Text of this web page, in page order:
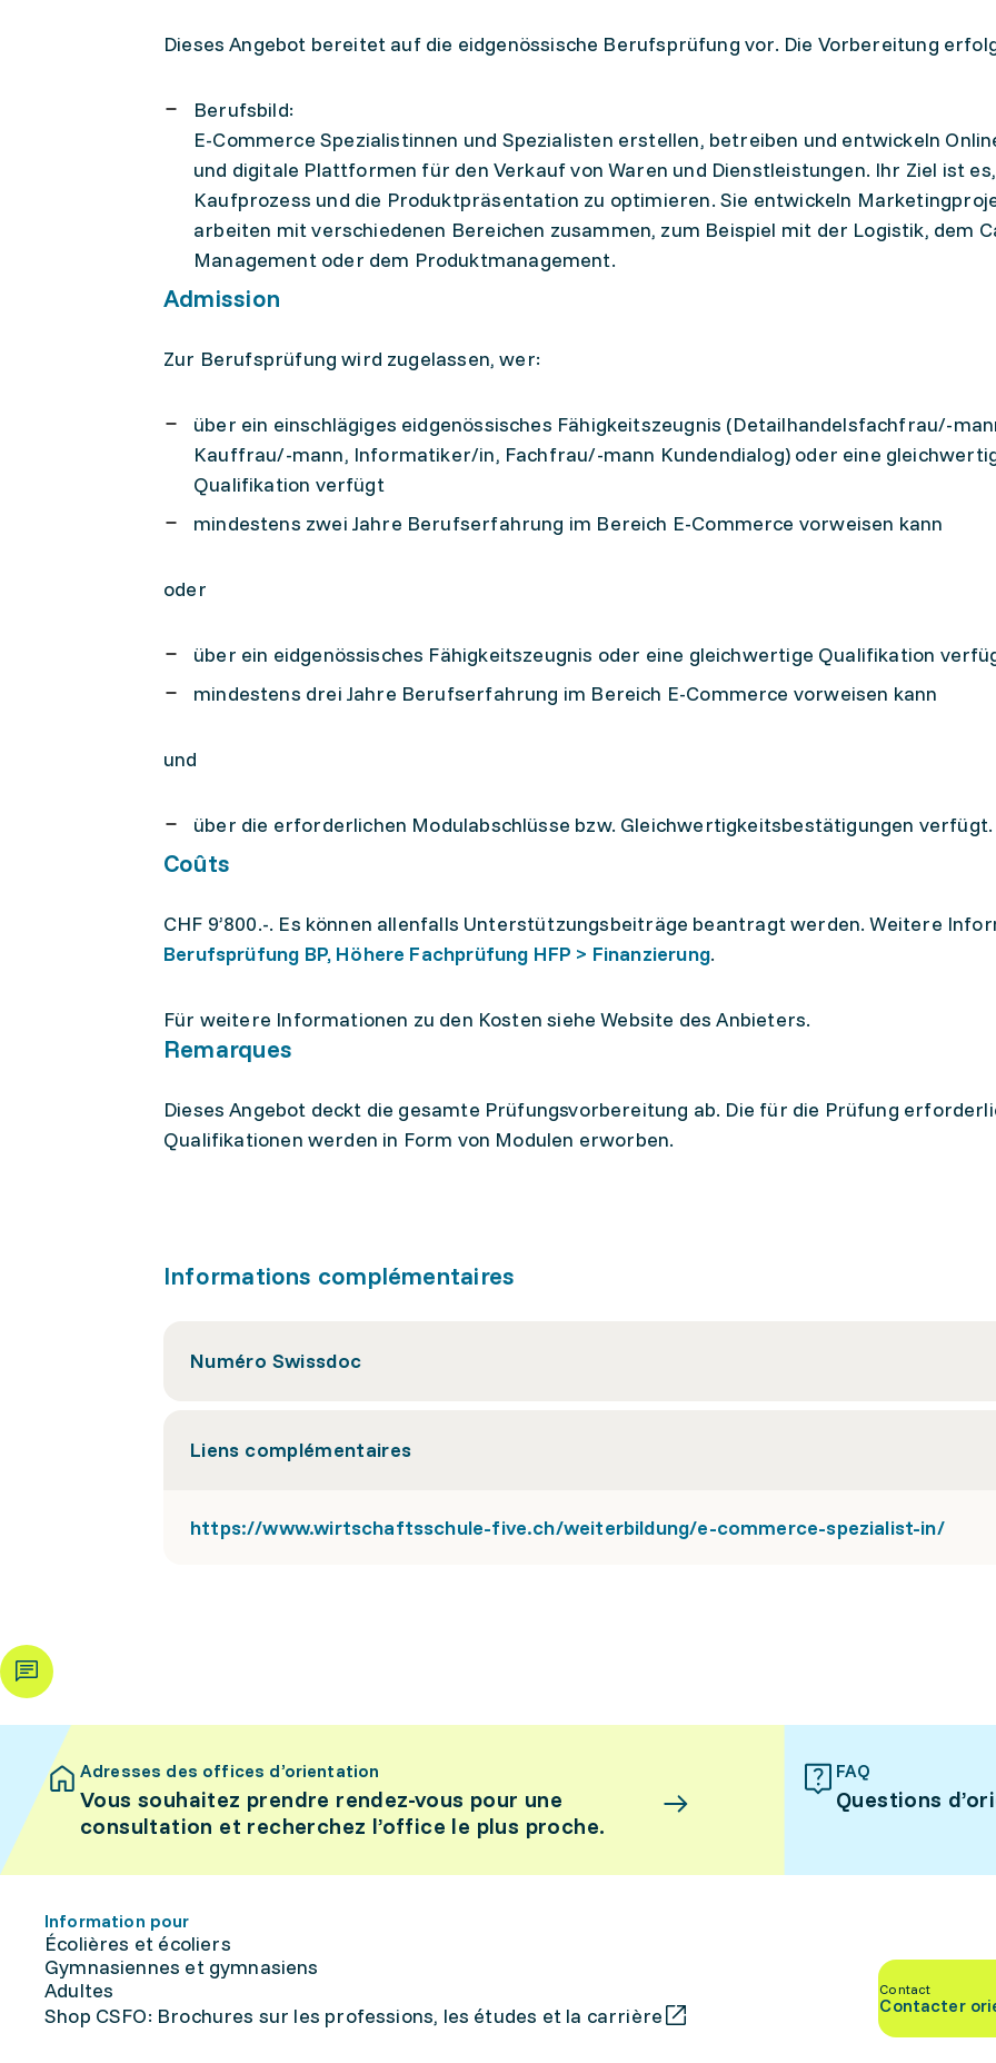
Dieses Angebot bereitet auf die eidgenössische Berufsprüfung vor. Die Vorbereitung
Berufsbild:
E-Commerce Spezialistinnen und Spezialisten erstellen, betreiben und entwickeln
und digitale Plattformen für den Verkauf von Waren und Dienstleistungen. Ihr Ziel ist
Kaufprozess und die Produktpräsentation zu optimieren. Sie entwickeln
arbeiten mit verschiedenen Bereichen zusammen, zum Beispiel mit der Logistik, dem
Management oder dem Produktmanagement.
Admission
Zur Berufsprüfung wird zugelassen, wer:
über ein einschlägiges eidgenössisches Fähigkeitszeugnis (Detailhandelsfachfrau/-
Kauffrau/-mann, Informatiker/in, Fachfrau/-mann Kundendialog) oder eine
Qualifikation verfügt
mindestens zwei Jahre Berufserfahrung im Bereich E-Commerce vorweisen kann
oder
über ein eidgenössisches Fähigkeitszeugnis oder eine gleichwertige Qualifikation
mindestens drei Jahre Berufserfahrung im Bereich E-Commerce vorweisen kann
und
über die erforderlichen Modulabschlüsse bzw. Gleichwertigkeitsbestätigungen verfügt.
Coûts
CHF 9’800.-. Es können allenfalls Unterstützungsbeiträge beantragt werden. Weitere
Berufsprüfung BP, Höhere Fachprüfung HFP > Finanzierung.
Für weitere Informationen zu den Kosten siehe Website des Anbieters.
Remarques
Dieses Angebot deckt die gesamte Prüfungsvorbereitung ab. Die für die Prüfung
Qualifikationen werden in Form von Modulen erworben.
Informations complémentaires
Numéro Swissdoc
Liens complémentaires
https://www.wirtschaftsschule-five.ch/weiterbildung/e-commerce-spezialist-in/
Adresses des offices d’orientation
Vous souhaitez prendre rendez-vous pour une
consultation et recherchez l’office le plus proche.
FAQ
Questions
Information pour
Écolières et écoliers
Gymnasiennes et gymnasiens
Adultes
Shop CSFO: Brochures sur les professions, les études et la carrière
Contact
Contacter